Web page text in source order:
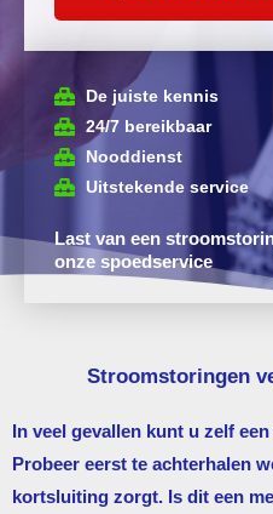
De juiste kennis
24/7 bereikbaar
Nooddienst
Uitstekende service
Last van een
onze spoedservice
Stroomstoringen
In veel gevallen kunt u zelf
Probeer eerst te achterhalen
kortsluiting zorgt. Is dit een